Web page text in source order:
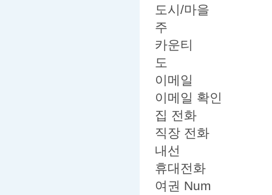
도시/마을
주
카운티
도
이메일
이메일 확인
집 전화
직장 전화
내선
휴대전화
여권 Num